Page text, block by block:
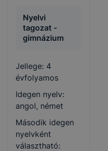
Nyelvi
tagozat -
gimnázium
Jellege: 4
évfolyamos
Idegen nyelv:
angol, német
Második idegen
nyelvként
választható: